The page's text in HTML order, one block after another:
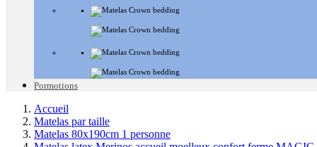
Pormotions
Accueil
Matelas par taille
Matelas 80x190cm 1 personne